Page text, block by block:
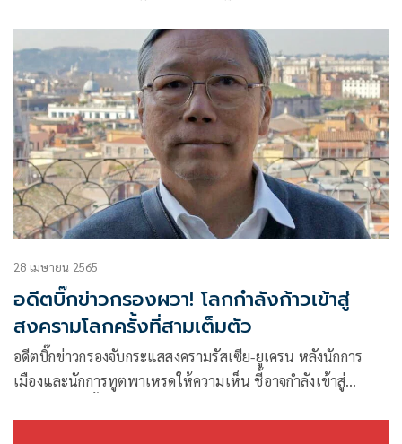
เสี่ยง กลัวรัสเซียตบ ตัดแก๊สเดี๋ยวก็ไล่อเมริกันไป
28 เมษายน 2565
อดีตบิ๊กข่าวกรองผวา! โลกกำลังก้าวเข้าสู่
สงครามโลกครั้งที่สามเต็มตัว
อดีตบิ๊กข่าวกรองจับกระแสสงครามรัสเซีย-ยูเครน หลังนักการ
เมืองและนักการทูตพาเหรดให้ความเห็น ชี้อาจกำลังเข้าสู่